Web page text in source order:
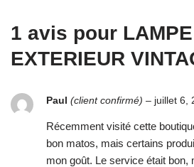
1 avis pour
EXTERIEUR
Paul (client confirmé) – juillet 6,
Récemment visité cette
bon matos, mais certains
mon goût. Le service était